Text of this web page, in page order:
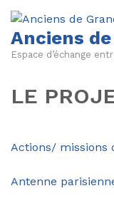
Anciens
Espace d’échange
LE
Actions/ missions
Antenne